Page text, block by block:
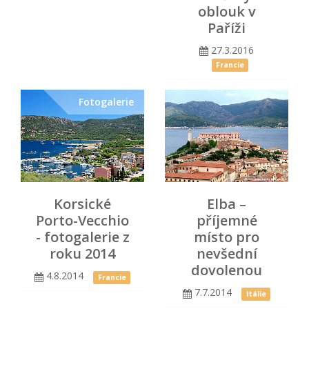
oblouk v
Paříži
27.3.2016
Francie
Fotogalerie
Korsické
Porto-Vecchio
- fotogalerie z
roku 2014
4.8.2014 Francie
Elba –
příjemné
místo pro
nevšední
dovolenou
7.7.2014 Itálie